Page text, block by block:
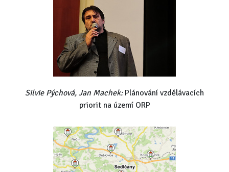
Silvie Pýchová, Jan Machek:Plánování vzdělávacích
priorit na území ORP